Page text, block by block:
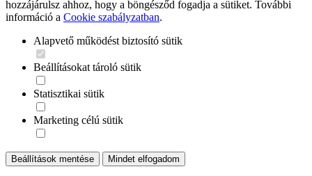
hozzájárulsz ahhoz, hogy a böngésződ fogadja a sütiket. További
információ a Cookie szabályzatban.
Alapvető működést biztosító sütik
Beállításokat tároló sütik
Statisztikai sütik
Marketing célú sütik
Beállítások mentése Mindet elfogadom